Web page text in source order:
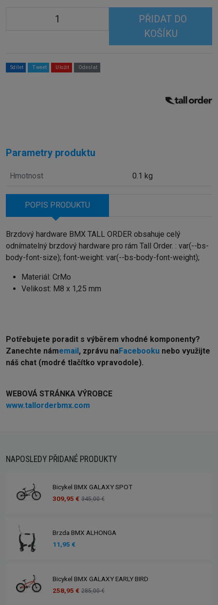
PŘIDAT DO
KOŠÍKU
Sdílet Tweet Uložit Odeslat
Parametry produktu
Hmotnost 0.1 kg
POPIS PRODUKTU
Brzdový hardware BMX TALL ORDER obsahuje celý
odnímatelný brzdový hardware pro rám Tall Order. : var(--bs-
body-font-size); font-weight: var(--bs-body-font-weight);
Materiál: CrMo
Velikost: M8 x 1,25 mm
Potřebujete poradit s výběrem vhodné komponenty?
Zanechte námemail, zprávu naFacebooku nebo využijte
náš chat (modré tlačítko vpravodole).
WEBOVÁ STRÁNKA VÝROBCE
www.tallorderbmx.com
NAPOSLEDY PŘIDANÉ PRODUKTY
Bicykel BMX GALAXY SPOT
309,95 € 345,00 €
Brzda BMX ALHONGA
11,95 €
Bicykel BMX GALAXY EARLY BIRD
258,95 € 285,00 €